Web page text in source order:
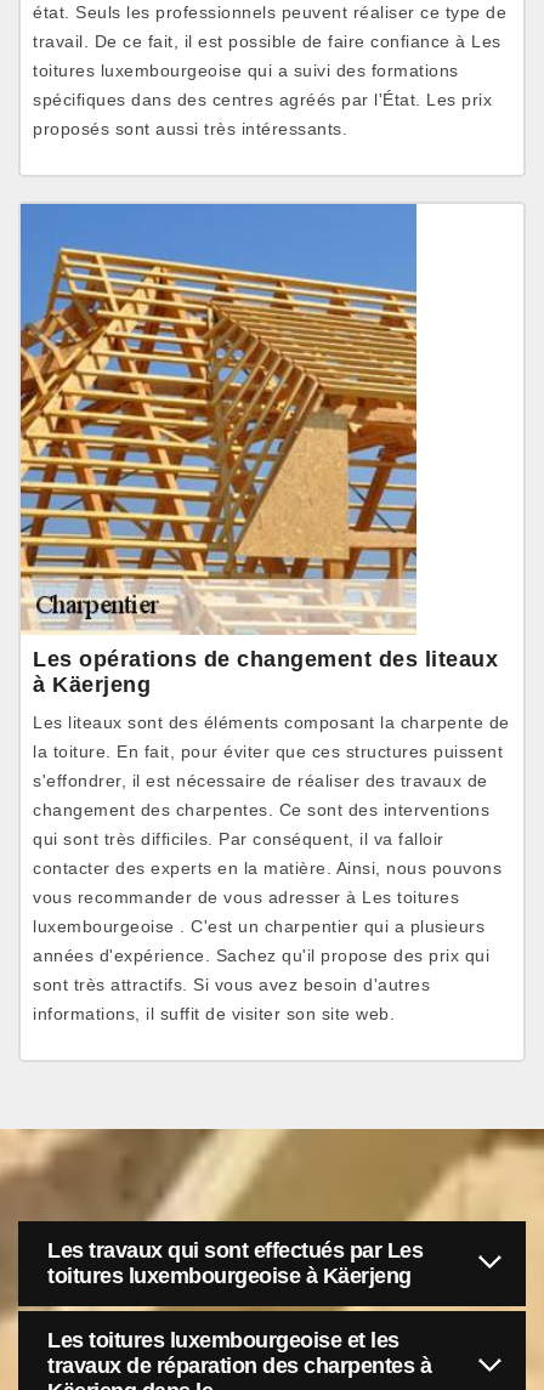
état. Seuls les professionnels peuvent réaliser ce type de
travail. De ce fait, il est possible de faire confiance à Les
toitures luxembourgeoise qui a suivi des formations
spécifiques dans des centres agréés par l'État. Les prix
proposés sont aussi très intéressants.
Les opérations de changement des liteaux
à Käerjeng
Les liteaux sont des éléments composant la charpente de
la toiture. En fait, pour éviter que ces structures puissent
s'effondrer, il est nécessaire de réaliser des travaux de
changement des charpentes. Ce sont des interventions
qui sont très difficiles. Par conséquent, il va falloir
contacter des experts en la matière. Ainsi, nous pouvons
vous recommander de vous adresser à Les toitures
luxembourgeoise . C'est un charpentier qui a plusieurs
années d'expérience. Sachez qu'il propose des prix qui
sont très attractifs. Si vous avez besoin d'autres
informations, il suffit de visiter son site web.
Les travaux qui sont effectués par Les
toitures luxembourgeoise à Käerjeng
Les toitures luxembourgeoise et les
travaux de réparation des charpentes à